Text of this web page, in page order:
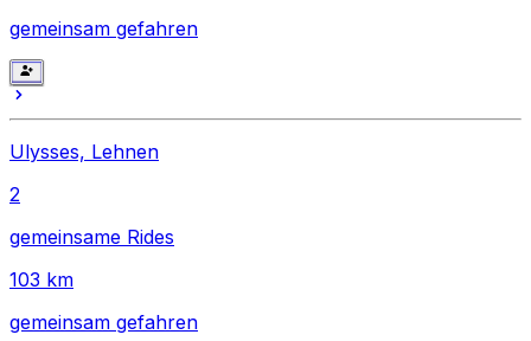
gemeinsam gefahren
Ulysses, Lehnen
2
gemeinsame Rides
103 km
gemeinsam gefahren